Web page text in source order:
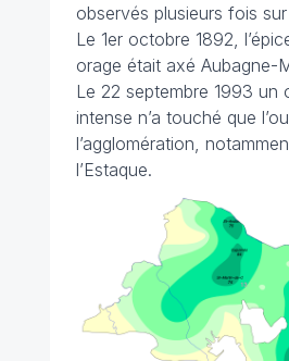
observés plusieurs fois
Le 1er octobre 1892,
orage était axé Aubagne-
Le 22 septembre 1993 un
intense n’a touché que
l’agglomération,
l’Estaque.